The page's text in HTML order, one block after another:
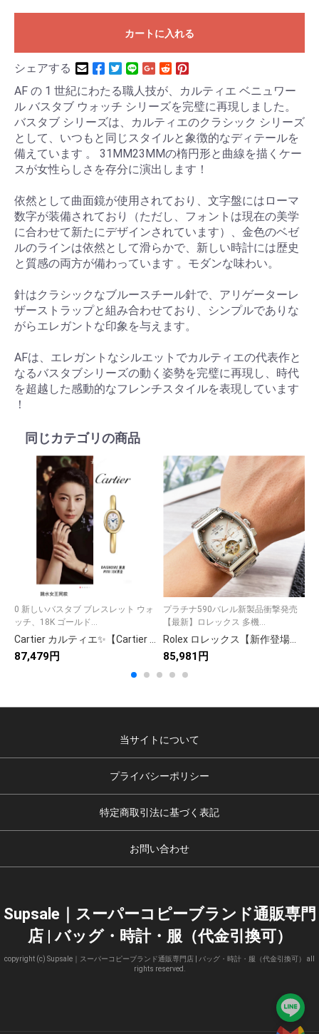
カートに入れる
シェアする
AF の 1 世紀にわたる職人技が、カルティエ ベニュワー
ル バスタブ ウォッチ シリーズを完璧に再現しました。
バスタブ シリーズは、カルティエのクラシック シリーズ
として、いつもと同じスタイルと象徴的なディテールを
備えています 。 31MM23MMの楕円形と曲線を描くケー
スが女性らしさを存分に演出します！
依然として曲面鏡が使用されており、文字盤にはローマ
数字が装備されており（ただし、フォントは現在の美学
に合わせて新たにデザインされています）、金色のベゼ
ルのラインは依然として滑らかで、新しい時計には歴史
と質感の両方が備わっています 。モダンな味わい。
針はクラシックなブルースチール針で、アリゲーターレ
ザーストラップと組み合わせており、シンプルでありな
がらエレガントな印象を与えます。
AFは、エレガントなシルエットでカルティエの代表作と
なるバスタブシリーズの動く姿勢を完璧に再現し、時代
を超越した感動的なフレンチスタイルを表現しています
！
同じカテゴリの商品
0 新しいバスタブ ブレスレット ウォ
ッチ、18K ゴールド...
87,479円
プラチナ590バレル新製品衝撃発売
【最新】ロレックス 多機...
85,981円
当サイトについて
プライバシーポリシー
特定商取引法に基づく表記
お問い合わせ
Supsale｜スーパーコピーブランド通販専門
店 | バッグ・時計・服（代金引換可）
copyright (c) Supsale｜スーパーコピーブランド通販専門店 | バッグ・時計・服（代金引換可） all
rights reserved.